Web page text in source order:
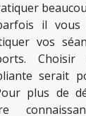
il vous
vos
serait
plus de